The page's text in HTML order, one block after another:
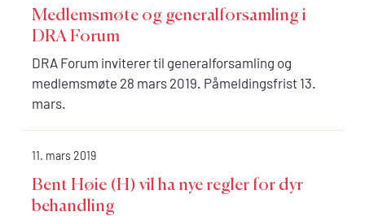
Medlemsmøte og generalforsamling i
DRA Forum
DRA Forum inviterer til generalforsamling og
medlemsmøte 28 mars 2019. Påmeldingsfrist 13.
mars.
11. mars 2019
Bent Høie (H) vil ha nye regler for dyr
behandling